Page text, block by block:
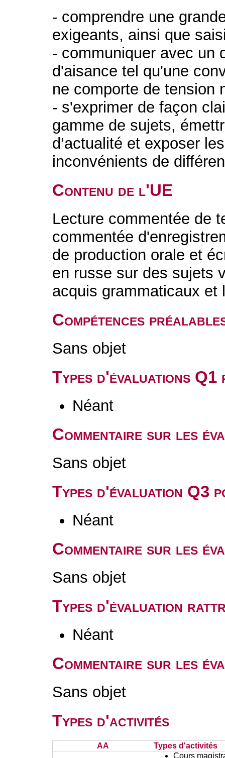
- comprendre une
exigeants, ainsi que
- communiquer avec un
d'aisance tel qu'une
ne comporte de tension
- s'exprimer de façon
gamme de sujets,
d’actualité et exposer
inconvénients de
Contenu de l'UE
Lecture commentée de
commentée
de production orale et
en russe sur des sujets
acquis grammaticaux et
Compétences
Sans objet
Types d'évaluations
Néant
Commentaire sur les
Sans objet
Types d'évaluation Q3
Néant
Commentaire sur les
Sans objet
Types d'évaluation
Néant
Commentaire sur les
Sans objet
Types d'activités
AA
Types d'activités
Cours